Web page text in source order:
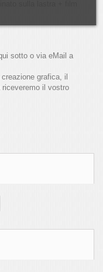
sotto o via eMail a
creazione grafica, il
il vostro